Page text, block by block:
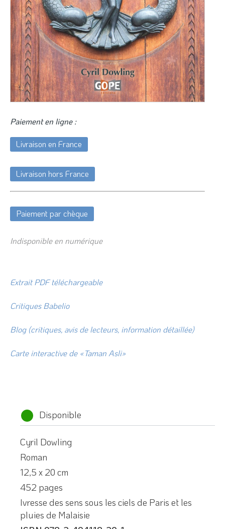
Paiement en ligne :
Livraison en France
Livraison hors France
Paiement par chèque
Indisponible en numérique
Extrait PDF téléchargeable
Critiques Babelio
Blog (critiques, avis de lecteurs, information détaillée)
Carte interactive de «Taman Asli»
Disponible
Cyril Dowling
Roman
12,5 x 20 cm
452 pages
Ivresse des sens sous les ciels de Paris et les
pluies de Malaisie